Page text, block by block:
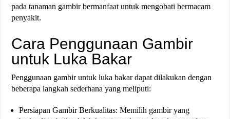
pada tanaman gambir bermanfaat untuk mengobati bermacam
penyakit.
Cara Penggunaan Gambir
untuk Luka Bakar
Penggunaan gambir untuk luka bakar dapat dilakukan dengan
beberapa langkah sederhana yang meliputi:
Persiapan Gambir Berkualitas: Memilih gambir yang